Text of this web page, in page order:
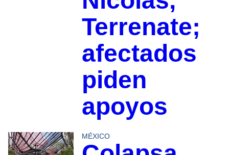
Terrenate;
afectados
piden
apoyos
MÉXICO